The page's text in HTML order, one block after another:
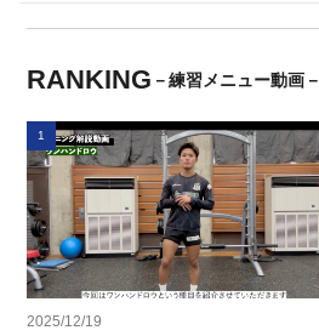
RANKING －練習メニュー動画－
1
2025/12/19